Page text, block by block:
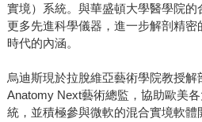
實境）系統。與華盛頓大學醫學院
更多先進科學儀器，進一步解剖精密
時代的內涵。
烏迪斯現於拉脫維亞藝術學院教授
Anatomy Next藝術總監，協助歐美
統，並積極參與微軟的混合實境軟體